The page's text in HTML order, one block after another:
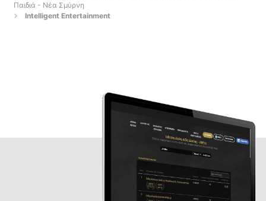
Παιδιά - Νέα Σμύρνη
Intelligent Entertainment